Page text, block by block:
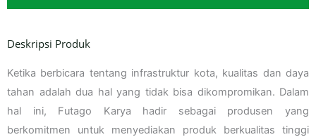
Deskripsi Produk
Ketika berbicara tentang infrastruktur kota, kualitas dan daya
tahan adalah dua hal yang tidak bisa dikompromikan. Dalam
hal ini, Futago Karya hadir sebagai produsen yang
berkomitmen untuk menyediakan produk berkualitas tinggi